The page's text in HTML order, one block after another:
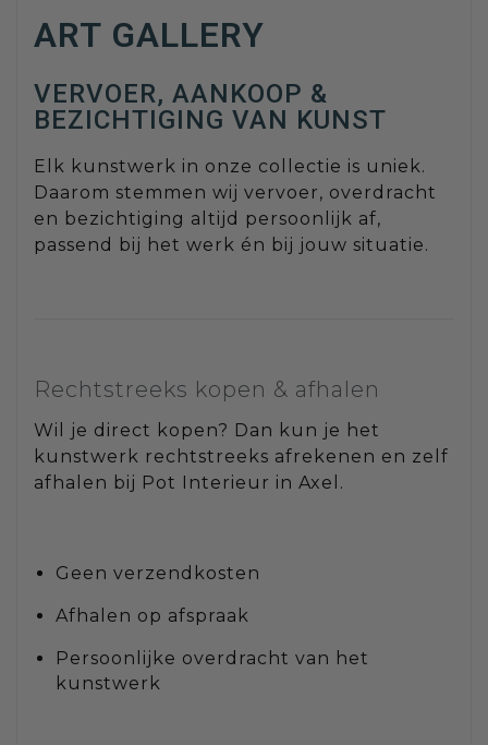
ART GALLERY
VERVOER, AANKOOP &
BEZICHTIGING VAN KUNST
Elk kunstwerk in onze collectie is uniek.
Daarom stemmen wij vervoer, overdracht
en bezichtiging altijd persoonlijk af,
passend bij het werk én bij jouw situatie.
Rechtstreeks kopen & afhalen
Wil je direct kopen? Dan kun je het
kunstwerk rechtstreeks afrekenen en zelf
afhalen bij Pot Interieur in Axel.
Geen verzendkosten
Afhalen op afspraak
Persoonlijke overdracht van het
kunstwerk